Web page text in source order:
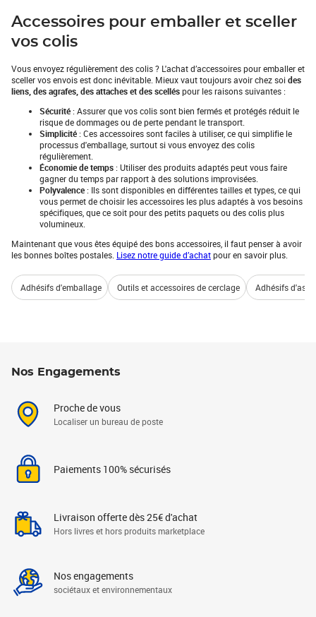
Accessoires pour emballer et sceller
vos colis
Vous envoyez régulièrement des colis ? L'achat d’accessoires pour emballer et
sceller vos envois est donc inévitable. Mieux vaut toujours avoir chez soi des
liens, des agrafes, des attaches et des scelléspour les raisons suivantes :
Sécurité : Assurer que vos colis sont bien fermés et protégés réduit le
risque de dommages ou de perte pendant le transport.
Simplicité : Ces accessoires sont faciles à utiliser, ce qui simplifie le
processus d'emballage, surtout si vous envoyez des colis
régulièrement.
Économie de temps : Utiliser des produits adaptés peut vous faire
gagner du temps par rapport à des solutions improvisées.
Polyvalence : Ils sont disponibles en différentes tailles et types, ce qui
vous permet de choisir les accessoires les plus adaptés à vos besoins
spécifiques, que ce soit pour des petits paquets ou des colis plus
volumineux.
Maintenant que vous êtes équipé des bons accessoires, il faut penser à avoir
les bonnes boîtes postales. Lisez notre guide d’achatpour en savoir plus.
Adhésifs d'emballage Outils et accessoires de cerclage Adhésifs
Nos Engagements
Proche de vous
Localiser un bureau de poste
Paiements 100% sécurisés
Livraison offerte dès 25€ d'achat
Hors livres et hors produits marketplace
Nos engagements
sociétaux et environnementaux